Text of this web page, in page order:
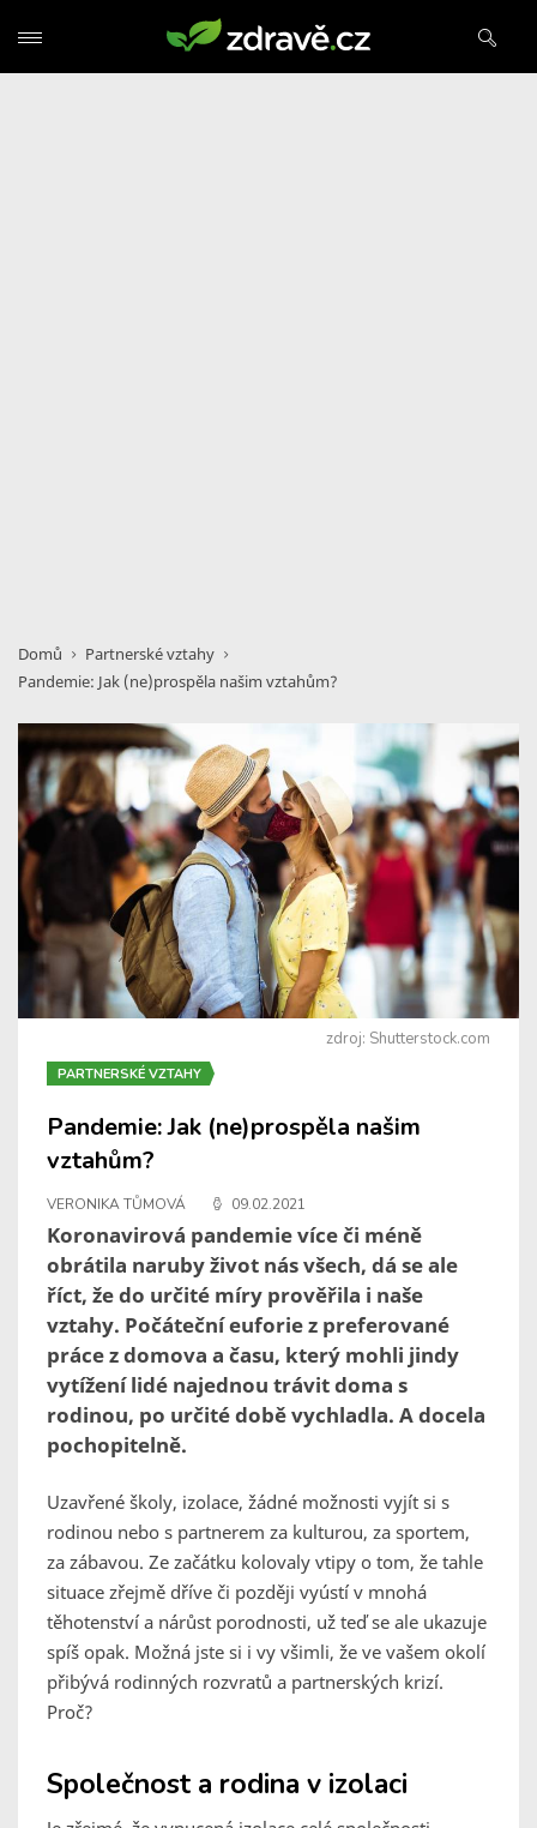
Domů
Partnerské vztahy
Pandemie: Jak (ne)prospěla našim vztahům?
zdroj: Shutterstock.com
PARTNERSKÉ VZTAHY
Pandemie: Jak (ne)prospěla našim
vztahům?
VERONIKA TŮMOVÁ 09.02.2021
Koronavirová pandemie více či méně
obrátila naruby život nás všech, dá se ale
říct, že do určité míry prověřila i naše
vztahy. Počáteční euforie z preferované
práce z domova a času, který mohli jindy
vytížení lidé najednou trávit doma s
rodinou, po určité době vychladla. A docela
pochopitelně.
Uzavřené školy, izolace, žádné možnosti vyjít si s
rodinou nebo s partnerem za kulturou, za sportem,
za zábavou. Ze začátku kolovaly vtipy o tom, že tahle
situace zřejmě dříve či později vyústí v mnohá
těhotenství a nárůst porodnosti, už teď se ale ukazuje
spíš opak. Možná jste si i vy všimli, že ve vašem okolí
přibývá rodinných rozvratů a partnerských krizí.
Proč?
Společnost a rodina v izolaci